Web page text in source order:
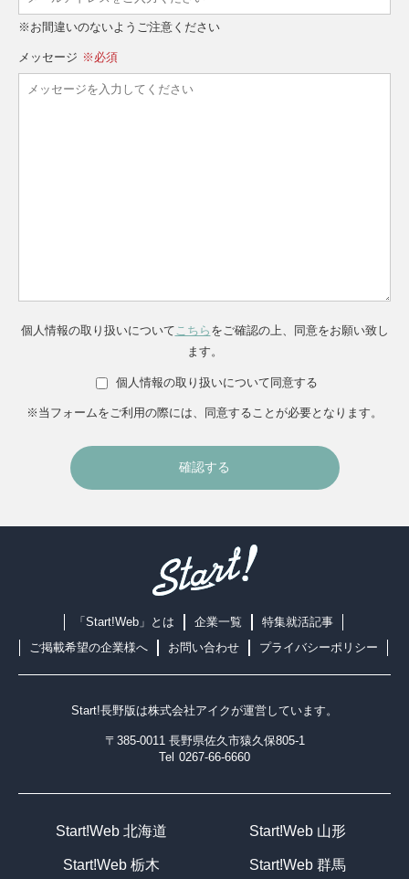
※お間違いのないようご注意ください
メッセージ ※必須
個人情報の取り扱いについて こちら をご確認の上、同意をお願い致し
ます。
個人情報の取り扱いについて同意する
※当フォームをご利用の際には、同意することが必要となります。
「Start!Web」とは 企業一覧
特集就活記事
ご掲載希望の企業様へ
お問い合わせ プライバシーポリシー
Start!長野版は株式会社アイクが運営しています。
〒385-0011 長野県佐久市猿久保805-1
Tel 0267-66-6660
Start!Web 北海道 Start!Web 山形
Start!Web 栃木 Start!Web 群馬